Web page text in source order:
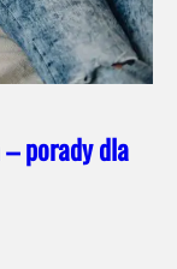
porady dla